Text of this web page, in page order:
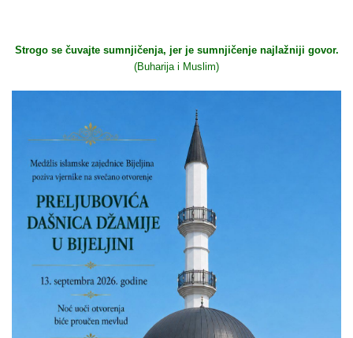
Strogo se čuvajte sumnjičenja, jer je sumnjičenje najlažniji govor.
(Buharija i Muslim)